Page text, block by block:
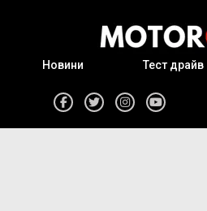
Новини Тест драйв